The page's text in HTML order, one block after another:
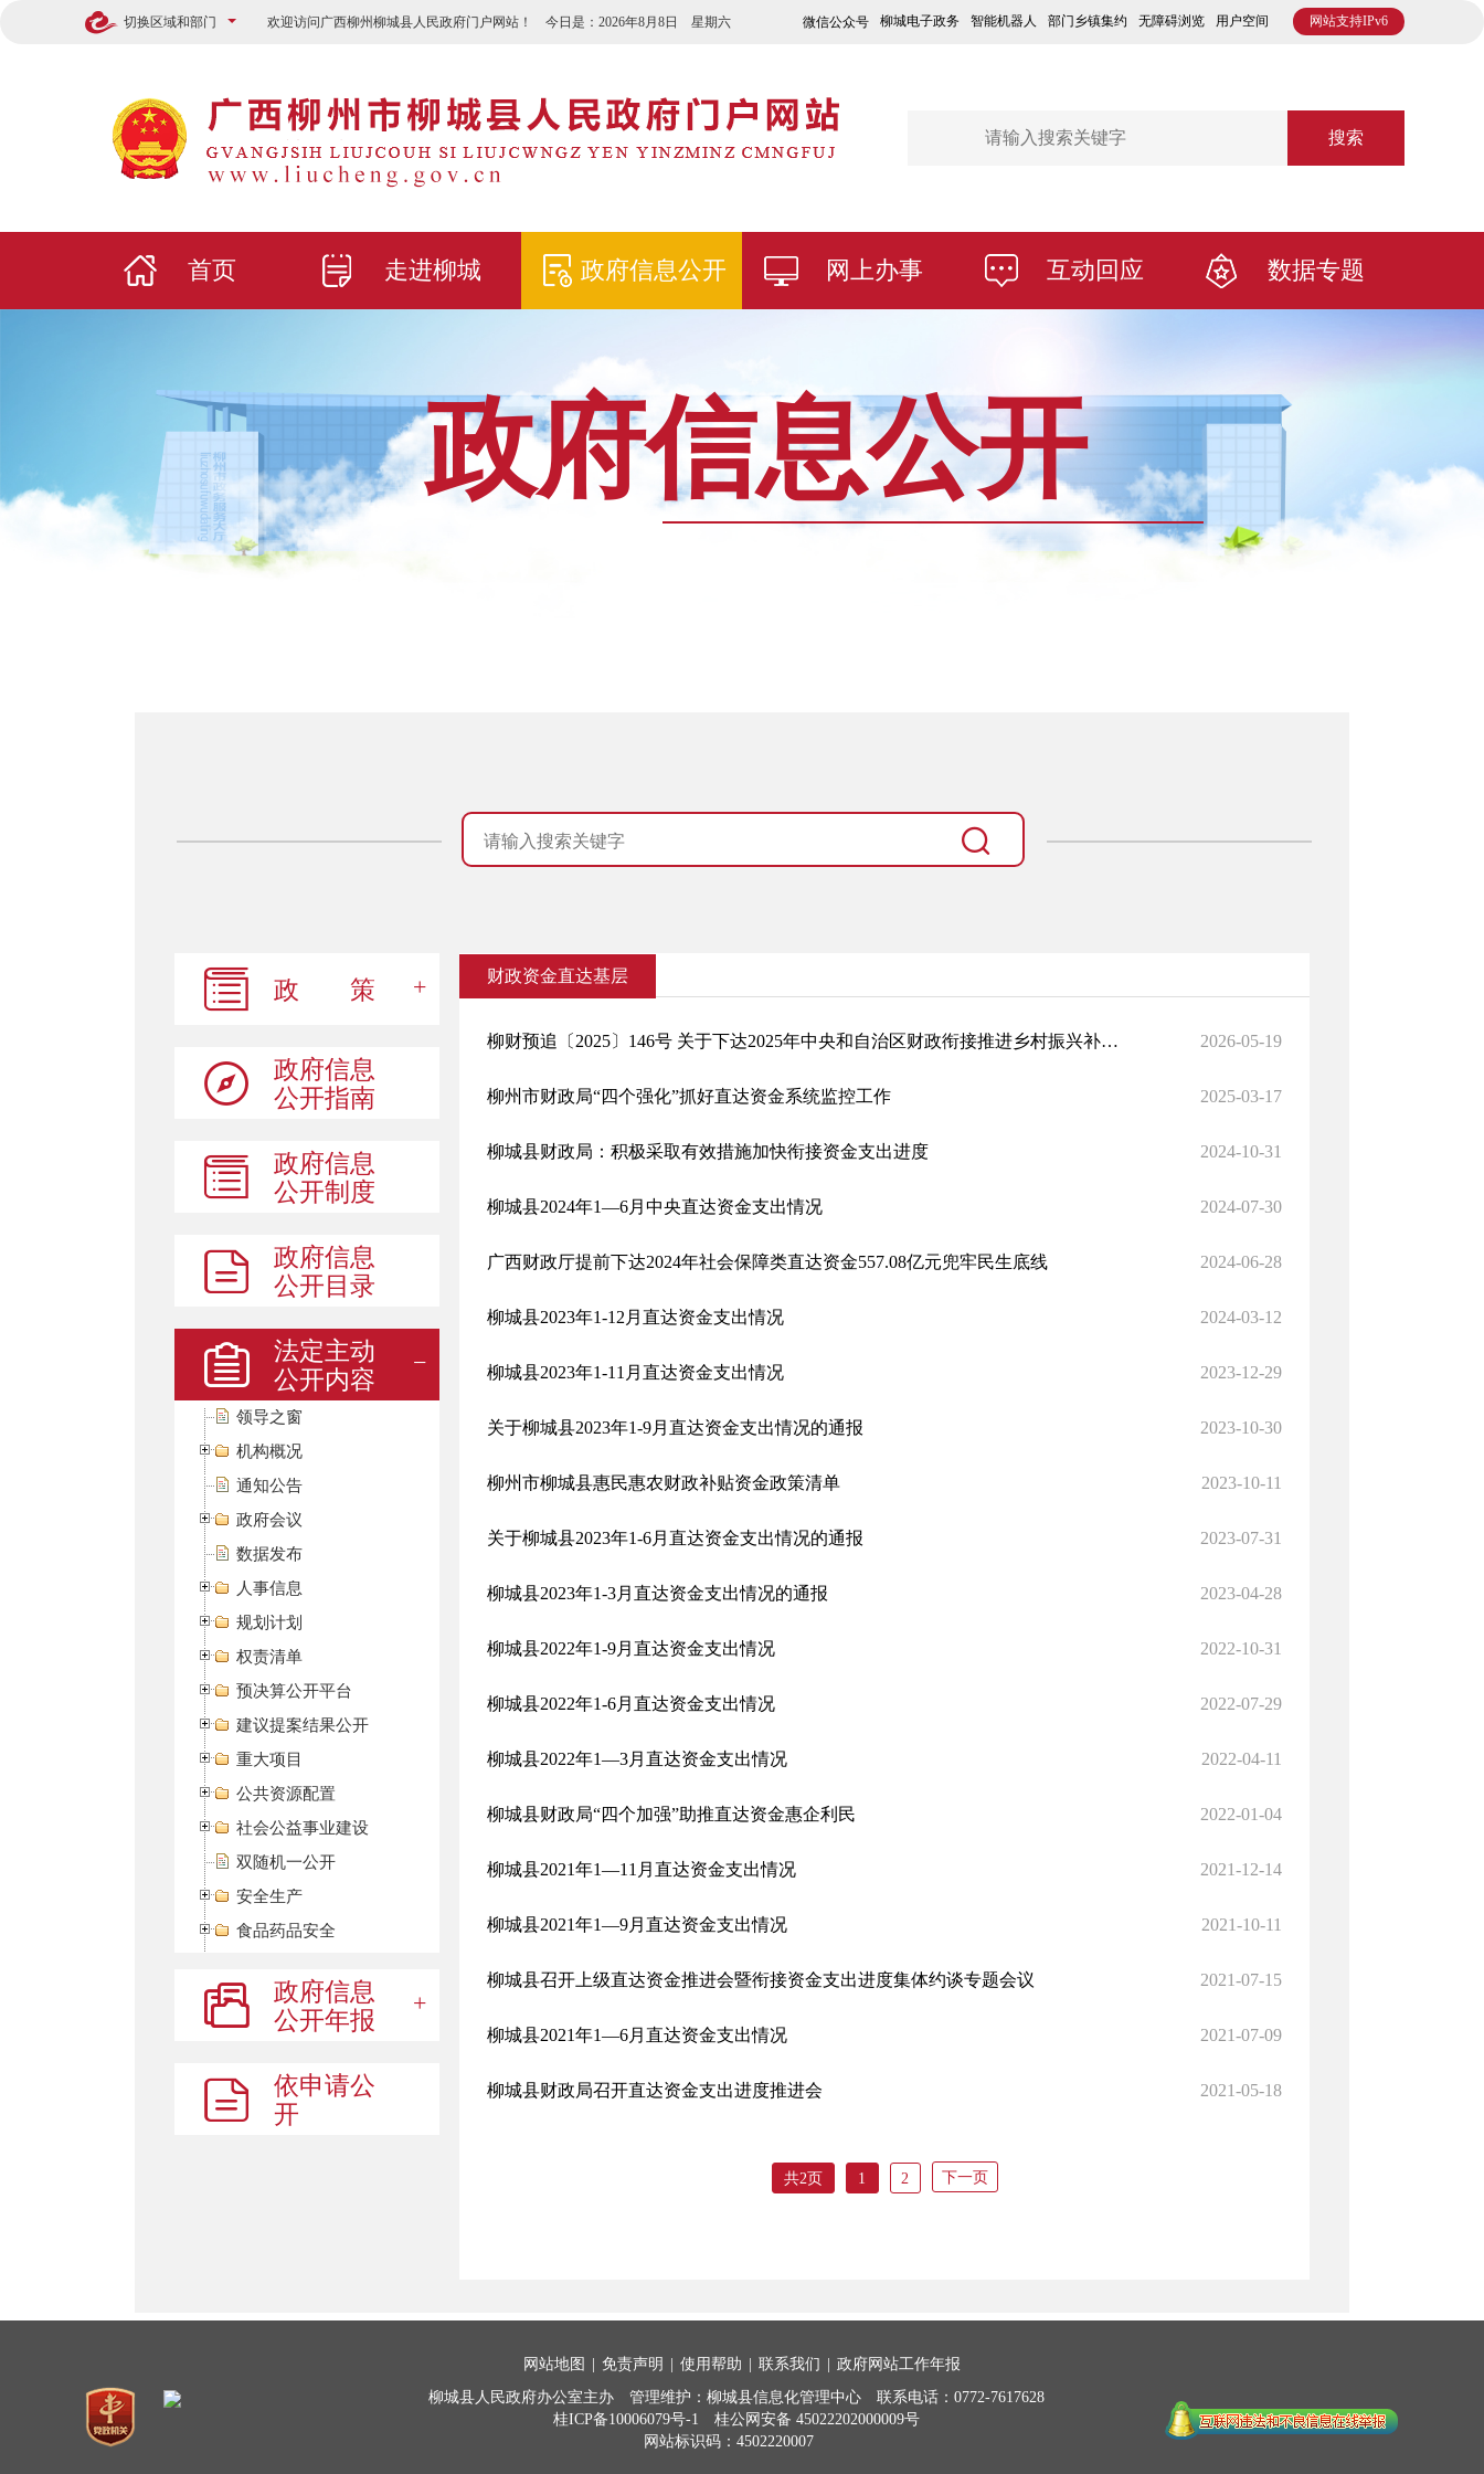
切换区域和部门 网站支持IPv6
微信公众号 柳城电子政务 智能机器人 部门乡镇集约 无障碍浏览 用户空间
欢迎访问广西柳州柳城县人民政府门户网站！ 今日是： 2026年8月8日 星期六
搜索
首页 走进柳城 政府信息公开 网上办事 互动回应 数据专题
政府信息公开
政 策
政府信息
公开指南
政府信息
公开制度
政府信息
公开目录
法定主动
公开内容
领导之窗
机构概况
通知公告
政府会议
数据发布
人事信息
规划计划
权责清单
预决算公开平台
建议提案结果公开
重大项目
公共资源配置
社会公益事业建设
双随机一公开
安全生产
食品药品安全
行政许可
行政处罚
数据开放
政府信息
公开年报
依申请公
开
网站地图 免责声明 使用帮助 联系我们
政府网站工作年报
柳城县人民政府办公室主办
管理维护：柳城县信息化管理中心
联系电话：0772-7617628
桂ICP备10006079号-1
桂公网安备 45022202000009号
网站标识码：4502220007